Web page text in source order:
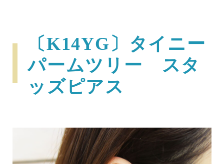
〔K14YG〕タイニー
パームツリー スタ
ッズピアス